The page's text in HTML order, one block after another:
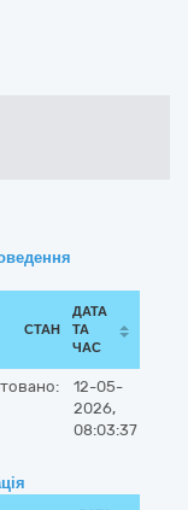
СТАН
ДАТА
ТА
ЧАС
12-05-
2026,
08:03:37